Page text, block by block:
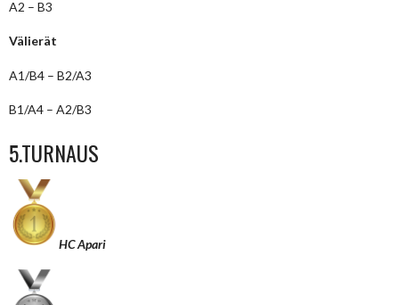
A2 – B3
Välierät
A1/B4 – B2/A3
B1/A4 – A2/B3
5.TURNAUS
HC Apari